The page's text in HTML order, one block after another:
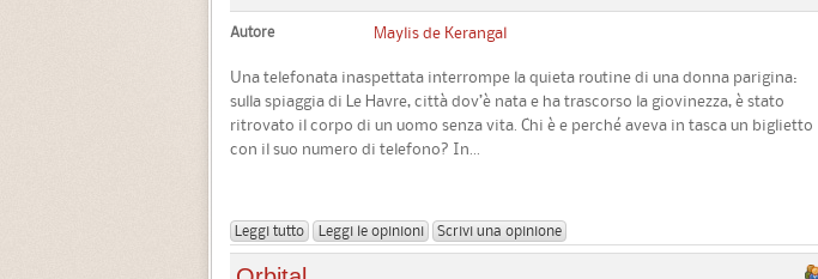
Autore Maylis de Kerangal
Una telefonata inaspettata interrompe la quieta routine di una donna parigina:
sulla spiaggia di Le Havre, città dov’è nata e ha trascorso la giovinezza, è stato
ritrovato il corpo di un uomo senza vita. Chi è e perché aveva in tasca un biglietto
con il suo numero di telefono? In...
Leggi tutto Leggi le opinioni Scrivi una opinione